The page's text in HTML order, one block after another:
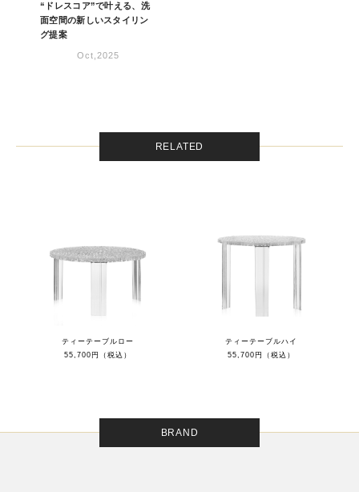
“ドレスコア”で叶える、洗
面空間の新しいスタイリン
グ提案
Oct,2025
RELATED
ティーテーブルロー
55,700円（税込）
ティーテーブルハイ
55,700円（税込）
BRAND